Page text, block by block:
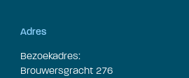
Adres
Bezoekadres:
Brouwersgracht 276